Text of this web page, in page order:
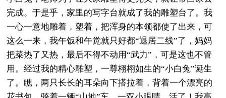
完成。于是乎，家里的写字台就成了我的雕塑台了。我
一心一意地雕着，塑着，把浑身的本领都使了出来，可
这么一来，我午饭和午觉就只好都“退居二线”了，妈妈
把菜热了又热，最后不得不动用“武力”，可是这也不管
用。经过我的精心雕塑，一尊栩栩如生的“小白兔”诞生
了。瞧，两只长长的耳朵向下搭拉着，背着一个漂亮的